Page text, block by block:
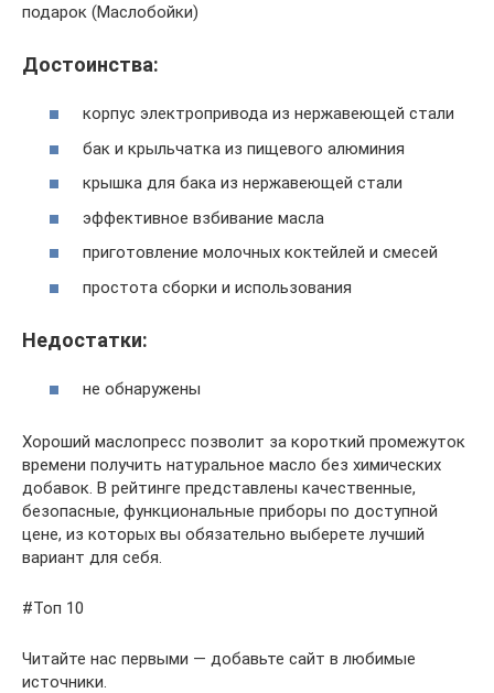
подарок (Маслобойки)
Достоинства:
корпус электропривода из нержавеющей стали
бак и крыльчатка из пищевого алюминия
крышка для бака из нержавеющей стали
эффективное взбивание масла
приготовление молочных коктейлей и смесей
простота сборки и использования
Недостатки:
не обнаружены
Хороший маслопресс позволит за короткий промежуток
времени получить натуральное масло без химических
добавок. В рейтинге представлены качественные,
безопасные, функциональные приборы по доступной
цене, из которых вы обязательно выберете лучший
вариант для себя.
#Топ 10
Читайте нас первыми — добавьте сайт в любимые
источники.